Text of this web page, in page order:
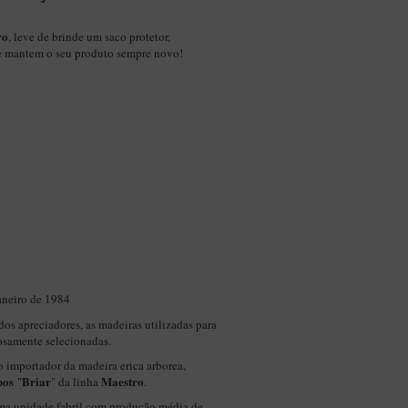
, leve de brinde um saco protetor,
o seu produto sempre novo!
de 1984
apreciadores, as madeiras utilizadas para
selecionadas.
da madeira erica arborea,
"Briar" da linha Maestro.